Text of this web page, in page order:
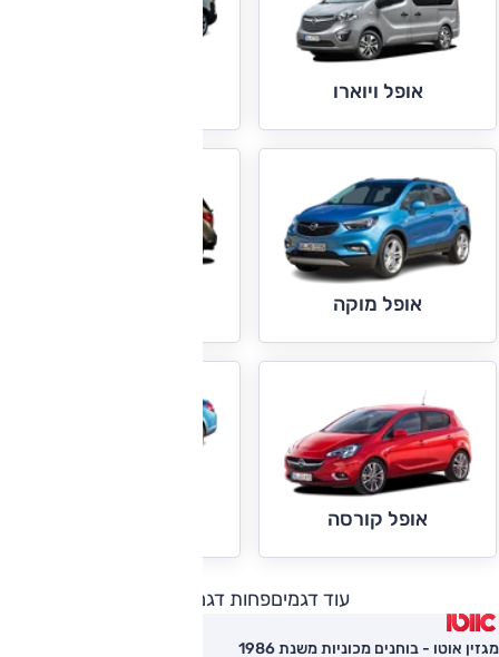
אופל ויוארו
אופל מוקה
אופל קורסה
עוד דגמיםפחות דגמים
מגזין אוטו - בוחנים מכוניות משנת 1986